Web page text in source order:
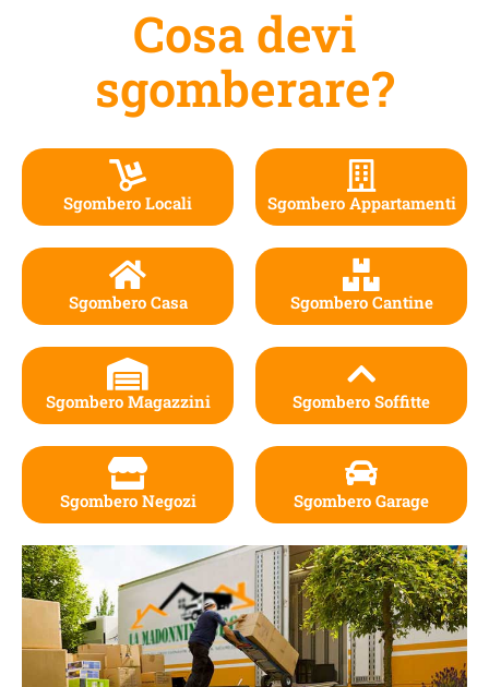
Cosa devi
sgomberare?
Sgombero Locali
Sgombero Casa
Sgombero Magazzini
Sgombero Negozi
Sgombero Appartamenti
Sgombero Cantine
Sgombero Soffitte
Sgombero Garage